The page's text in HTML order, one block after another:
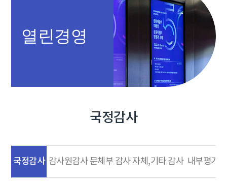
열린경영
국정감사
국정감사 감사원감사 문체부 감사자체,기타 감사 내부평가